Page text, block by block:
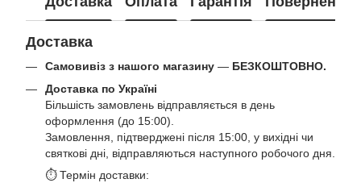
Доставка
Самовивіз з нашого магазину — БЕЗКОШТОВНО.
Доставка по Україні
Більшість замовлень відправляється в день
оформлення (до 15:00).
Замовлення, підтверджені після 15:00, у вихідні чи
святкові дні, відправляються наступного робочого дня.
⏱ Термін доставки: